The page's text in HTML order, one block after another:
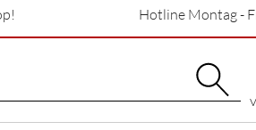
Hotline Montag -